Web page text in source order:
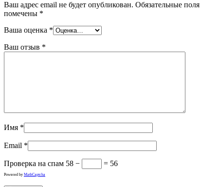
Ваш адрес email не будет опубликован. Обязательные поля
помечены *
Ваша оценка *
Ваш отзыв *
Имя *
Email *
Проверка на спам 58 − = 56
Powered by MathCaptcha